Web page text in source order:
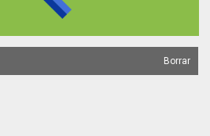
Borrar